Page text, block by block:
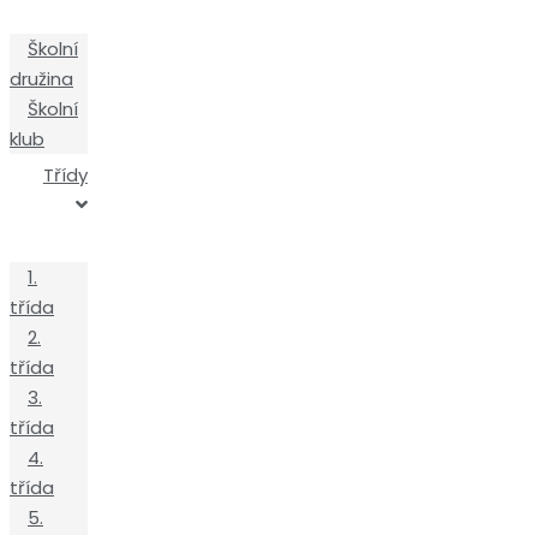
Školní
družina
Školní
klub
Třídy
1.
třída
2.
třída
3.
třída
4.
třída
5.